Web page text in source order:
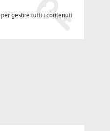
per gestire tutti i contenuti